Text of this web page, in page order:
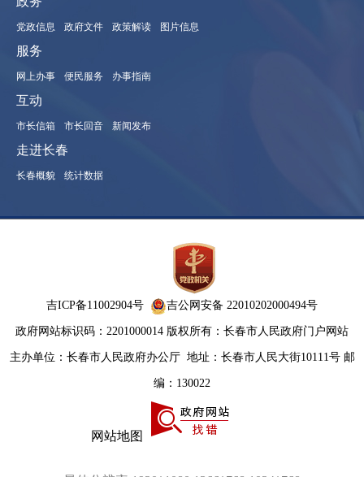
党政信息 政府文件 政策解读 图片信息
服务
网上办事 便民服务 办事指南
互动
市长信箱 市长回音 新闻发布
走进长春
长春概貌 统计数据
吉ICP备11002904号 吉公网安备 22010202000494号
政府网站标识码：2201000014 版权所有：长春市人民政府门户网站
主办单位：长春市人民政府办公厅 地址：长春市人民大街10111号 邮
编：130022
网站地图